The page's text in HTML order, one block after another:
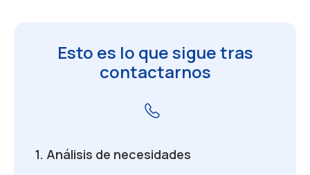
Esto es lo que sigue tras
contactarnos
1. Análisis de necesidades